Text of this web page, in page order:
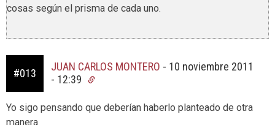
cosas según el prisma de cada uno.
#013
JUAN CARLOS MONTERO - 10 noviembre 2011
- 12:39
Yo sigo pensando que deberían haberlo planteado de otra
manera.